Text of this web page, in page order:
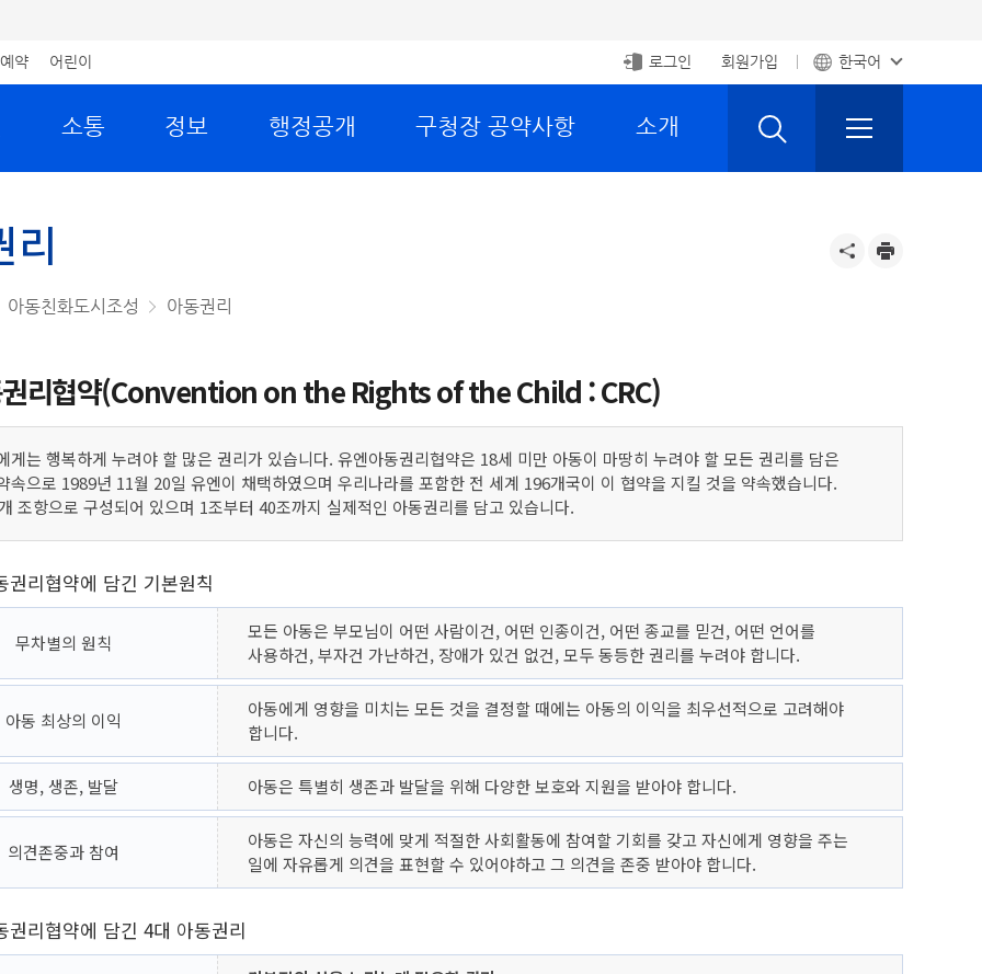
약 어린이 로그인 회원가입 한국어
소통 정보 행정공개 구청장 공약사항 소개
리
아동친화도시조성 아동권리
권리협약(Convention on the Rights of the Child : CRC)
게는 행복하게 누려야 할 많은 권리가 있습니다. 유엔아동권리협약은 18세 미만 아동이 마땅히 누려야 할 모든 권리를 담은
속으로 1989년 11월 20일 유엔이 채택하였으며 우리나라를 포함한 전 세계 196개국이 이 협약을 지킬 것을 약속했습니다.
조항으로 구성되어 있으며 1조부터 40조까지 실제적인 아동권리를 담고 있습니다.
권리협약에 담긴 기본원칙
무차별의 원칙
모든 아동은 부모님이 어떤 사람이건, 어떤 인종이건, 어떤 종교를 믿건, 어떤 언어를
사용하건, 부자건 가난하건, 장애가 있건 없건, 모두 동등한 권리를 누려야 합니다.
아동 최상의 이익
아동에게 영향을 미치는 모든 것을 결정할 때에는 아동의 이익을 최우선적으로 고려해야
합니다.
생명, 생존, 발달 아동은 특별히 생존과 발달을 위해 다양한 보호와 지원을 받아야 합니다.
의견존중과 참여
아동은 자신의 능력에 맞게 적절한 사회활동에 참여할 기회를 갖고 자신에게 영향을 주는
일에 자유롭게 의견을 표현할 수 있어야하고 그 의견을 존중 받아야 합니다.
권리협약에 담긴 4대 아동권리